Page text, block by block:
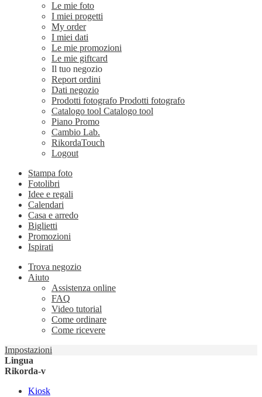
Le mie foto
I miei progetti
My order
I miei dati
Le mie promozioni
Le mie giftcard
Il tuo negozio
Report ordini
Dati negozio
Prodotti fotografo Prodotti fotografo
Catalogo tool Catalogo tool
Piano Promo
Cambio Lab.
RikordaTouch
Logout
Stampa foto
Fotolibri
Idee e regali
Calendari
Casa e arredo
Biglietti
Promozioni
Ispirati
Trova negozio
Aiuto
Assistenza online
FAQ
Video tutorial
Come ordinare
Come ricevere
Impostazioni
Lingua
Rikorda-v
Kiosk